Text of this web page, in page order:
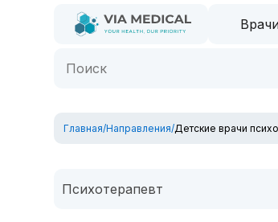
Главная/Направления/Детские врачи
Психотерапевт